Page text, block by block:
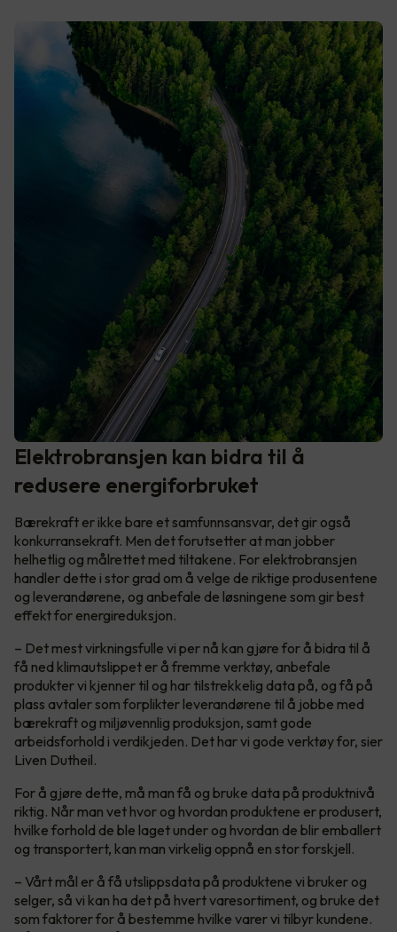
Elektrobransjen kan bidra til å
redusere energiforbruket
Bærekraft er ikke bare et samfunnsansvar, det gir også
konkurransekraft. Men det forutsetter at man jobber
helhetlig og målrettet med tiltakene. For elektrobransjen
handler dette i stor grad om å velge de riktige produsentene
og leverandørene, og anbefale de løsningene som gir best
effekt for energireduksjon.
– Det mest virkningsfulle vi per nå kan gjøre for å bidra til å
få ned klimautslippet er å fremme verktøy, anbefale
produkter vi kjenner til og har tilstrekkelig data på, og få på
plass avtaler som forplikter leverandørene til å jobbe med
bærekraft og miljøvennlig produksjon, samt gode
arbeidsforhold i verdikjeden. Det har vi gode verktøy for, sier
Liven Dutheil.
For å gjøre dette, må man få og bruke data på produktnivå
riktig. Når man vet hvor og hvordan produktene er produsert,
hvilke forhold de ble laget under og hvordan de blir emballert
og transportert, kan man virkelig oppnå en stor forskjell.
– Vårt mål er å få utslippsdata på produktene vi bruker og
selger, så vi kan ha det på hvert varesortiment, og bruke det
som faktorer for å bestemme hvilke varer vi tilbyr kundene.